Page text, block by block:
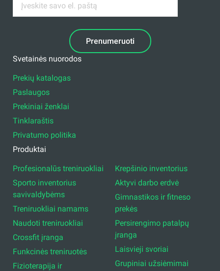
Prenumeruoti
Svetainės nuorodos
Prekių katalogas
Paslaugos
Prekiniai ženklai
Tinklaraštis
Privatumo politika
Produktai
Profesionalūs treniruokliai
Sporto inventorius
savivaldybėms
Treniruokliai namams
Naudoti treniruokliai
Crossfit įranga
Funkcinės treniruotės
Fizioterapija ir
Krepšinio inventorius
Aktyvi darbo erdvė
Gimnastikos ir fitneso
prekės
Persirengimo patalpų
įranga
Laisvieji svoriai
Grupiniai užsiėmimai